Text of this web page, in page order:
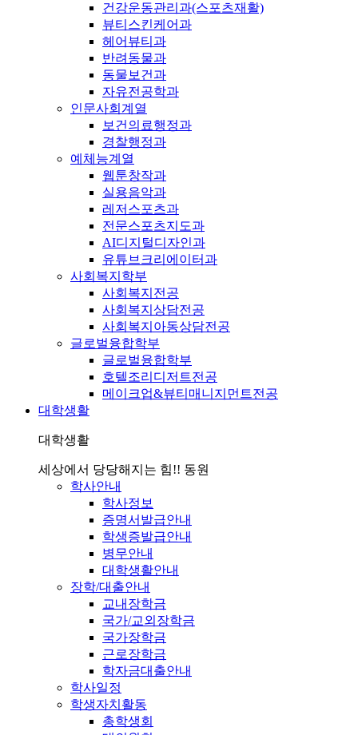
건강운동관리과(스포츠재활)
뷰티스킨케어과
헤어뷰티과
반려동물과
동물보건과
자유전공학과
인문사회계열
보건의료행정과
경찰행정과
예체능계열
웹툰창작과
실용음악과
레저스포츠과
전문스포츠지도과
AI디지털디자인과
유튜브크리에이터과
사회복지학부
사회복지전공
사회복지상담전공
사회복지아동상담전공
글로벌융합학부
글로벌융합학부
호텔조리디저트전공
메이크업&뷰티매니지먼트전공
대학생활
대학생활
세상에서 당당해지는 힘!! 동원
학사안내
학사정보
증명서발급안내
학생증발급안내
병무안내
대학생활안내
장학/대출안내
교내장학금
국가/교외장학금
국가장학금
근로장학금
학자금대출안내
학사일정
학생자치활동
총학생회